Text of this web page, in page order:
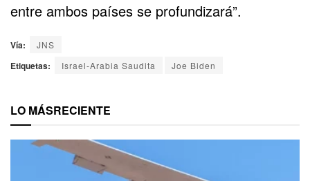
entre ambos países se profundizará”.
Vía: JNS
Etiquetas: Israel-Arabia Saudita Joe Biden
LO MÁSRECIENTE